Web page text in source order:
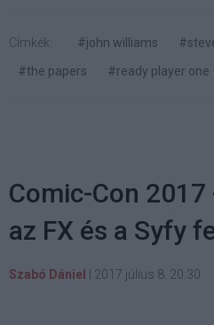
Címkék: #john williams
#the papers
#ready player one
Comic-Con 2017
az FX és a Syfy
Szabó Dániel | 2017 július 8. 20:30